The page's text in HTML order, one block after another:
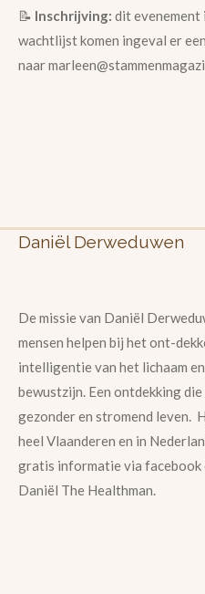
📝 Inschrijving: dit evenement
wachtlijst komen ingeval er
naar
Daniël Derweduwen
De missie van Daniël
mensen helpen bij het ont-
intelligentie van het lichaam
bewustzijn. Een ontdekking
gezonder en stromend leven.
heel Vlaanderen en in
gratis informatie via facebook
Daniël The Healthman.